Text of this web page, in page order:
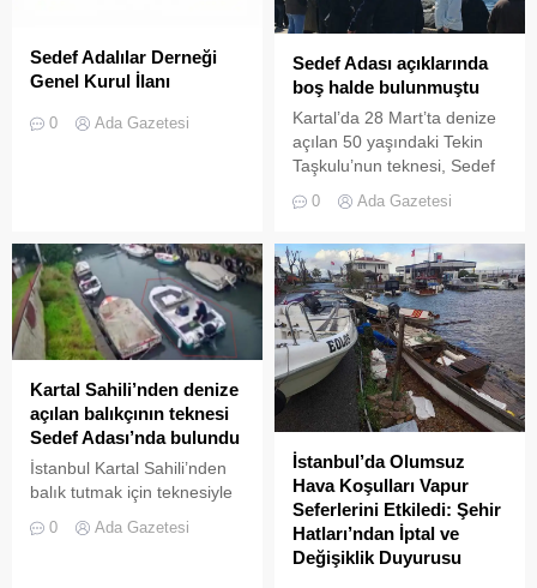
Sedef Adalılar Derneği
Genel Kurul İlanı
0 Ada Gazetesi
Sedef Adası açıklarında
boş halde bulunmuştu
Kartal’da 28 Mart’ta denize
açılan 50 yaşındaki Tekin
Taşkulu’nun teknesi, Sedef
Adası açıklarında boş halde
bulundu
0 Ada Gazetesi
Kartal Sahili’nden denize
açılan balıkçının teknesi
Sedef Adası’nda bulundu
İstanbul Kartal Sahili’nden
balık tutmak için teknesiyle
denize açılan 50 yaşındaki
Tekin Taşkulu’dan 3 gündür
0 Ada Gazetesi
İstanbul’da Olumsuz
Hava Koşulları Vapur
Seferlerini Etkiledi: Şehir
Hatları’ndan İptal ve
Değişiklik Duyurusu